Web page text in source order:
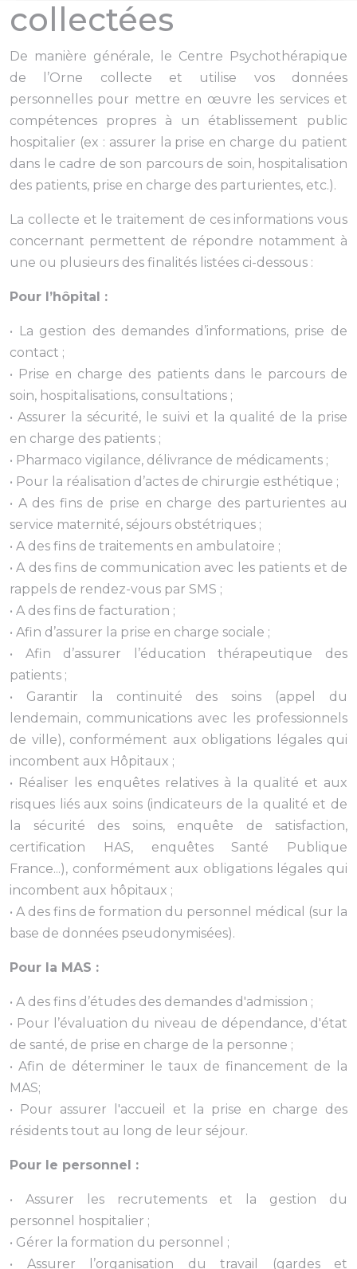
collectées
De manière générale, le Centre Psychothérapique
de l’Orne collecte et utilise vos données
personnelles pour mettre en œuvre les services et
compétences propres à un établissement public
hospitalier (ex : assurer la prise en charge du patient
dans le cadre de son parcours de soin, hospitalisation
des patients, prise en charge des parturientes, etc.).
La collecte et le traitement de ces informations vous
concernant permettent de répondre notamment à
une ou plusieurs des finalités listées ci-dessous :
Pour l’hôpital :
• La gestion des demandes d’informations, prise de
contact ;
• Prise en charge des patients dans le parcours de
soin, hospitalisations, consultations ;
• Assurer la sécurité, le suivi et la qualité de la prise
en charge des patients ;
• Pharmaco vigilance, délivrance de médicaments ;
• Pour la réalisation d’actes de chirurgie esthétique ;
• A des fins de prise en charge des parturientes au
service maternité, séjours obstétriques ;
• A des fins de traitements en ambulatoire ;
• A des fins de communication avec les patients et de
rappels de rendez-vous par SMS ;
• A des fins de facturation ;
• Afin d’assurer la prise en charge sociale ;
• Afin d’assurer l’éducation thérapeutique des
patients ;
• Garantir la continuité des soins (appel du
lendemain, communications avec les professionnels
de ville), conformément aux obligations légales qui
incombent aux Hôpitaux ;
• Réaliser les enquêtes relatives à la qualité et aux
risques liés aux soins (indicateurs de la qualité et de
la sécurité des soins, enquête de satisfaction,
certification HAS, enquêtes Santé Publique
France...), conformément aux obligations légales qui
incombent aux hôpitaux ;
• A des fins de formation du personnel médical (sur la
base de données pseudonymisées).
Pour la MAS :
• A des fins d’études des demandes d'admission ;
• Pour l’évaluation du niveau de dépendance, d'état
de santé, de prise en charge de la personne ;
• Afin de déterminer le taux de financement de la
MAS;
• Pour assurer l'accueil et la prise en charge des
résidents tout au long de leur séjour.
Pour le personnel :
• Assurer les recrutements et la gestion du
personnel hospitalier ;
• Gérer la formation du personnel ;
• Assurer l’organisation du travail (gardes et